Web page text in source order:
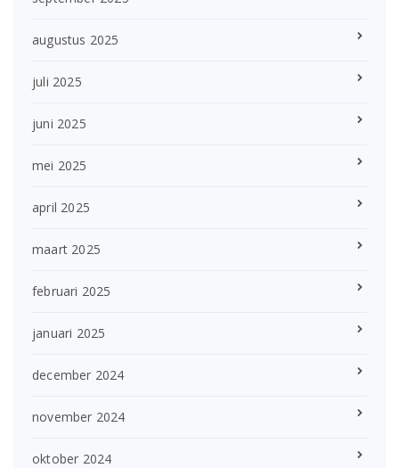
augustus 2025
juli 2025
juni 2025
mei 2025
april 2025
maart 2025
februari 2025
januari 2025
december 2024
november 2024
oktober 2024